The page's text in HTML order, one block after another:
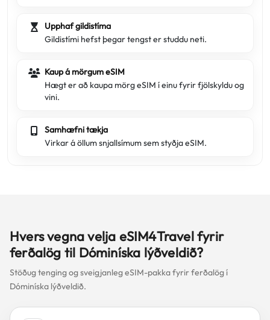
Upphaf gildistíma
Gildistími hefst þegar tengst er studdu neti.
Kaup á mörgum eSIM
Hægt er að kaupa mörg eSIM í einu fyrir fjölskyldu og
vini.
Samhæfni tækja
Virkar á öllum snjallsímum sem styðja eSIM.
Hvers vegna velja eSIM4Travel fyrir
ferðalög til Dóminíska lýðveldið?
Stöðug tenging og sveigjanleg eSIM-pakka fyrir ferðalög í
Dóminíska lýðveldið.